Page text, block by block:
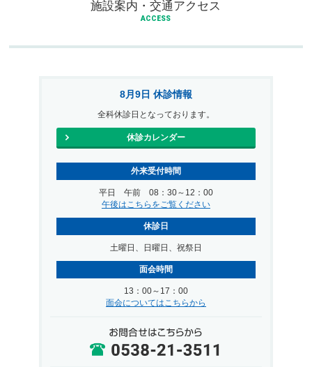
施設案内・交通アクセス
ACCESS
8月9日 休診情報
全科休診日となっております。
休診カレンダー
外来受付時間
平日 午前 08：30～12：00
午後はこちらをご覧ください
休診日
土曜日、日曜日、祝祭日
面会時間
13：00～17：00
面会についてはこちらから